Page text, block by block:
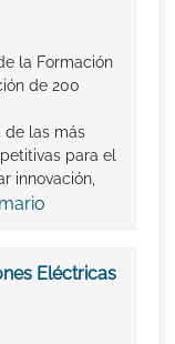
la Formación
de 200
de las más
para el
innovación,
Eléctricas